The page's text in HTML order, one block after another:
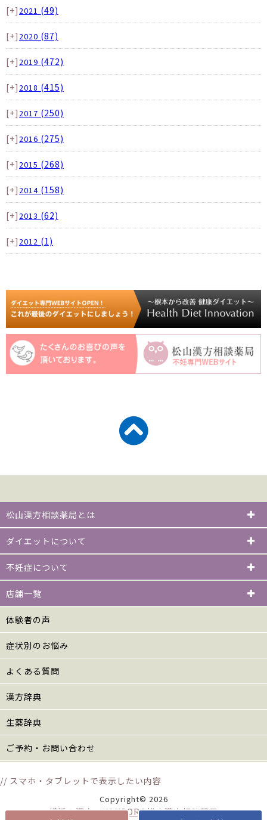
[+] 2021 (49)
[+] 2020 (87)
[+] 2019 (472)
[+] 2018 (415)
[+] 2017 (250)
[+] 2016 (275)
[+] 2015 (268)
[+] 2014 (158)
[+] 2013 (62)
[+] 2012 (1)
松山漢方相談薬局とは
ダイエットについて
不妊症について
店舗一覧
体験者の声
症状別のお悩み
よくある質問
漢方辞典
生薬辞典
ご予約・お問い合わせ
// スマホ・タブレットで表示したい内容
Copyright© 2026
横浜の漢方 KANPORO松山漢方相談薬局